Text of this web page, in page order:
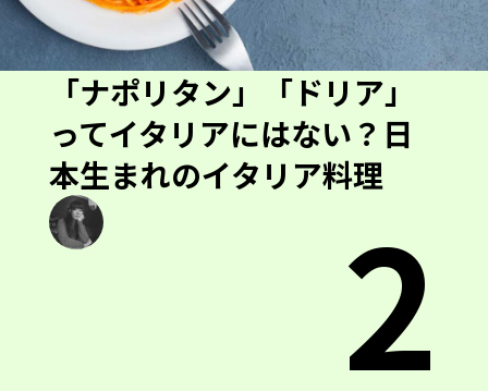
「ナポリタン」「ドリア」
ってイタリアにはない？日
本生まれのイタリア料理
2